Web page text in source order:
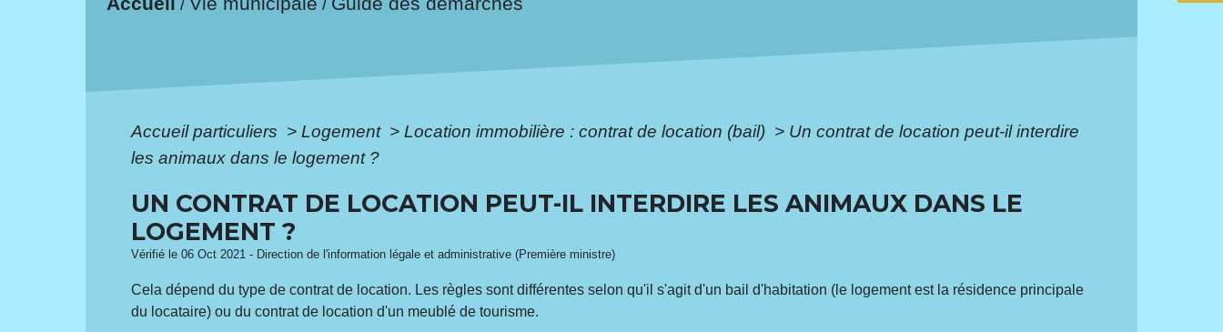
/ /
Accueil particuliers > Logement > Location immobilière : contrat de location (bail) > Un contrat de location peut-il interdire
les animaux dans le logement ?
UN CONTRAT DE LOCATION PEUT-IL INTERDIRE LES ANIMAUX DANS LE
LOGEMENT ?
Vérifié le 06 Oct 2021 - Direction de l'information légale et administrative (Première ministre)
Cela dépend du type de contrat de location. Les règles sont différentes selon qu'il s'agit d'un bail d'habitation (le logement est la résidence principale
du locataire) ou du contrat de location d'un meublé de tourisme.